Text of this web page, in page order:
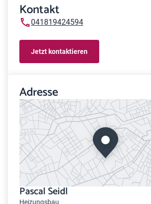
Kontakt
041819424594
Jetzt kontaktieren
Adresse
Pascal Seidl
Heizungsbau